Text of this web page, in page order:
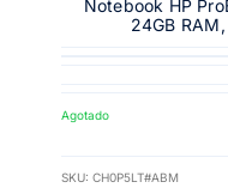
Notebook HP
24GB RAM,
Agotado
SKU: CH0P5LT#ABM